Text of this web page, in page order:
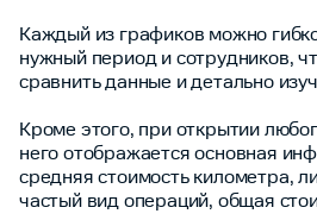
Каждый из графиков можно
нужный период и сотрудников,
сравнить данные и детально
Кроме этого, при открытии
него отображается основная
средняя стоимость километра,
частый вид операций, общая